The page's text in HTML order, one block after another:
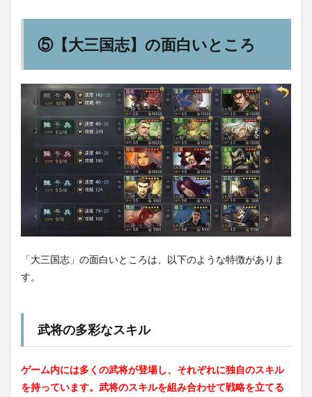
⑤【大三国志】の面白いところ
「大三国志」の面白いところは、以下のような特徴がありま
す。
武将の多彩なスキル
ゲーム内には多くの武将が登場し、それぞれに独自のスキル
を持っています。武将のスキルを組み合わせて戦略を立てる